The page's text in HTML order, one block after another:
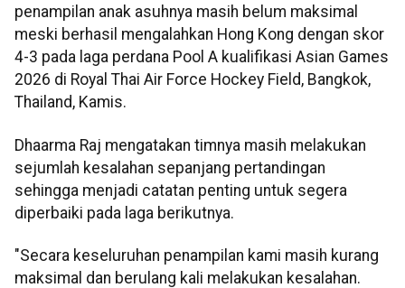
penampilan anak asuhnya masih belum maksimal
meski berhasil mengalahkan Hong Kong dengan skor
4-3 pada laga perdana Pool A kualifikasi Asian Games
2026 di Royal Thai Air Force Hockey Field, Bangkok,
Thailand, Kamis.
Dhaarma Raj mengatakan timnya masih melakukan
sejumlah kesalahan sepanjang pertandingan
sehingga menjadi catatan penting untuk segera
diperbaiki pada laga berikutnya.
"Secara keseluruhan penampilan kami masih kurang
maksimal dan berulang kali melakukan kesalahan.